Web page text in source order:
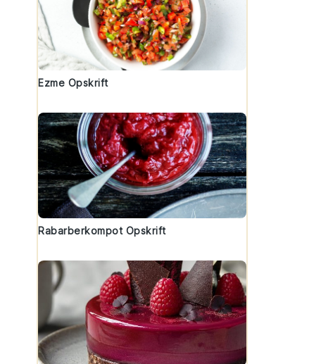
Ezme Opskrift
Rabarberkompot Opskrift